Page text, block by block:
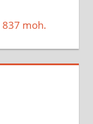
moh.